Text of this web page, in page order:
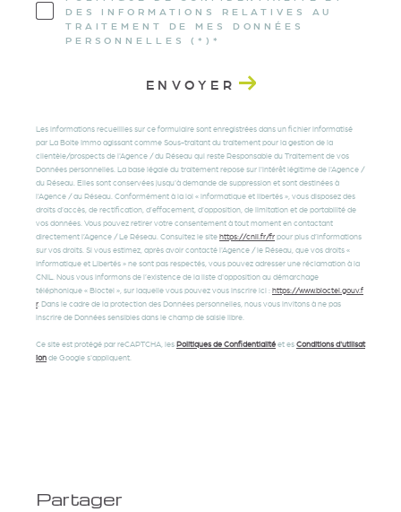
DES INFORMATIONS RELATIVES AU
TRAITEMENT DE MES DONNÉES
PERSONNELLES (*)*
ENVOYER
Les informations recueillies sur ce formulaire sont enregistrées dans un fichier informatisé
par La Boite Immo agissant comme Sous-traitant du traitement pour la gestion de la
clientèle/prospects de l'Agence / du Réseau qui reste Responsable du Traitement de vos
Données personnelles. La base légale du traitement repose sur l'intérêt légitime de l'Agence /
du Réseau. Elles sont conservées jusqu'à demande de suppression et sont destinées à
l'Agence / au Réseau. Conformément à la loi « informatique et libertés », vous disposez des
droits d’accès, de rectification, d’effacement, d’opposition, de limitation et de portabilité de
vos données. Vous pouvez retirer votre consentement à tout moment en contactant
directement l’Agence / Le Réseau. Consultez le site https://cnil.fr/fr pour plus d’informations
sur vos droits. Si vous estimez, après avoir contacté l'Agence / le Réseau, que vos droits «
Informatique et Libertés » ne sont pas respectés, vous pouvez adresser une réclamation à la
CNIL. Nous vous informons de l’existence de la liste d'opposition au démarchage
téléphonique « Bloctel », sur laquelle vous pouvez vous inscrire ici : https://www.bloctel.gouv.f
r. Dans le cadre de la protection des Données personnelles, nous vous invitons à ne pas
inscrire de Données sensibles dans le champ de saisie libre.
Ce site est protégé par reCAPTCHA, les Politiques de Confidentialité et es Conditions d'utilisat
ion de Google s'appliquent.
partager